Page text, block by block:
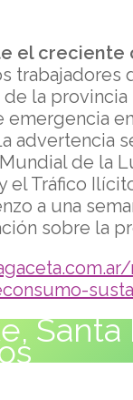
el creciente
trabajadores
la provincia
emergencia
advertencia
de la
el Tráfico
a una
sobre la
Santa